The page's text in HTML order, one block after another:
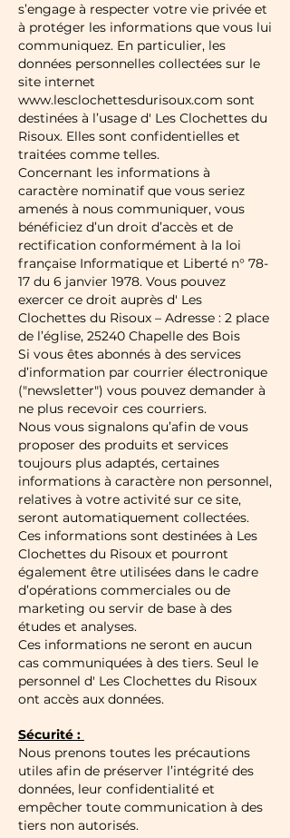
s’engage à respecter votre vie privée et
à protéger les informations que vous lui
communiquez. En particulier, les
données personnelles collectées sur le
site internet
www.lesclochettesdurisoux.com sont
destinées à l’usage d' Les Clochettes du
Risoux. Elles sont confidentielles et
traitées comme telles.
Concernant les informations à
caractère nominatif que vous seriez
amenés à nous communiquer, vous
bénéficiez d’un droit d’accès et de
rectification conformément à la loi
française Informatique et Liberté n° 78-
17 du 6 janvier 1978. Vous pouvez
exercer ce droit auprès d' Les
Clochettes du Risoux – Adresse : 2 place
de l’église, 25240 Chapelle des Bois
Si vous êtes abonnés à des services
d’information par courrier électronique
("newsletter") vous pouvez demander à
ne plus recevoir ces courriers.
Nous vous signalons qu’afin de vous
proposer des produits et services
toujours plus adaptés, certaines
informations à caractère non personnel,
relatives à votre activité sur ce site,
seront automatiquement collectées.
Ces informations sont destinées à Les
Clochettes du Risoux et pourront
également être utilisées dans le cadre
d’opérations commerciales ou de
marketing ou servir de base à des
études et analyses.
Ces informations ne seront en aucun
cas communiquées à des tiers. Seul le
personnel d' Les Clochettes du Risoux
ont accès aux données.
Sécurité :
Nous prenons toutes les précautions
utiles afin de préserver l’intégrité des
données, leur confidentialité et
empêcher toute communication à des
tiers non autorisés.